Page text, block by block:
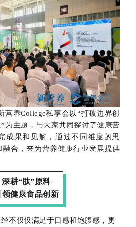
营养College私享会以“打破边界创
为主题，与大家共同探讨了健康营
成果和见解，通过不同维度的思
融合，来为营养健康行业发展提供
深耕“肽”原料
领健康食品创新
不仅仅满足于口感和饱腹感，更